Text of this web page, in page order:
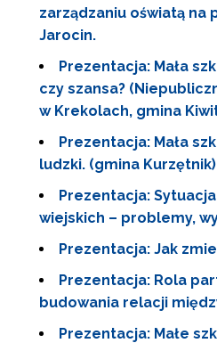
zarządzaniu oświatą na
Jarocin.
Prezentacja: Mała
czy szansa?
w Krekolach, gmina
Prezentacja: Mała
ludzki. (gmina Kurzętnik)
Prezentacja:
wiejskich – problemy,
Prezentacja: Jak
Prezentacja: Rola
budowania relacji
Prezentacja: Małe